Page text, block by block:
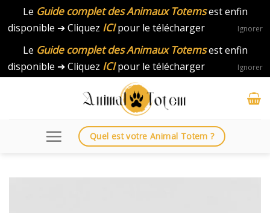
Le Guide complet des Animaux Totemsest enfin
disponible ➔ Cliquez ICIpour le télécharger Ignorer
Le Guide complet des Animaux Totemsest enfin
disponible ➔ Cliquez ICIpour le télécharger Ignorer
Quel est votre Animal Totem ?